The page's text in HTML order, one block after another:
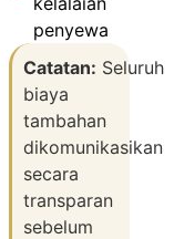
penyewa
Catatan: Seluruh
biaya
tambahan
dikomunikasikan
secara
transparan
sebelum